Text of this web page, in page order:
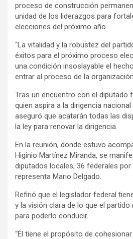
proceso de construcción
unidad de los liderazgos para
elecciones del próximo año.
“La vitalidad y la robustez del
éxitos para el próximo proceso
una condición insoslayable el
entrar al proceso de la
Tras un encuentro con el diputado
quien aspira a la dirigencia
aseguró que acatarán todas las
la ley para renovar la dirigencia.
En la reunión, donde estuvo
Higinio Martínez Miranda, se
diputados locales, 36 federales
representa Mario Delgado.
Refirió que el legislador federal
y la visión clara de lo que el
para poderlo conducir.
“Él tiene el propósito de